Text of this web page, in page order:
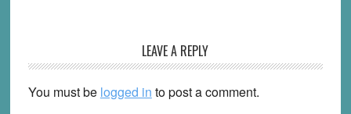
LEAVE A REPLY
You must be logged in to post a comment.